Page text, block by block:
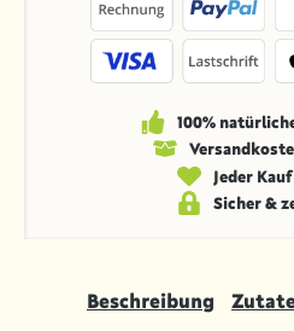
100%
Jeder
Sicher &
Beschreibung